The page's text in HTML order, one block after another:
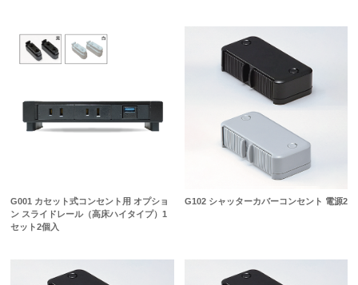
G001 カセット式コンセント用 オプショ
ン スライドレール（高床ハイタイプ）1
セット2個入
G102 シャッターカバーコンセント 電源2